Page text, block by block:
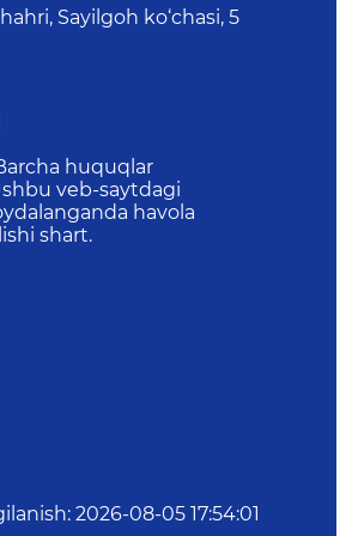
Sayilgoh ko‘chasi, 5
huquqlar
veb-saytdagi
havola
shart.
: 2026-08-05 17:54:01